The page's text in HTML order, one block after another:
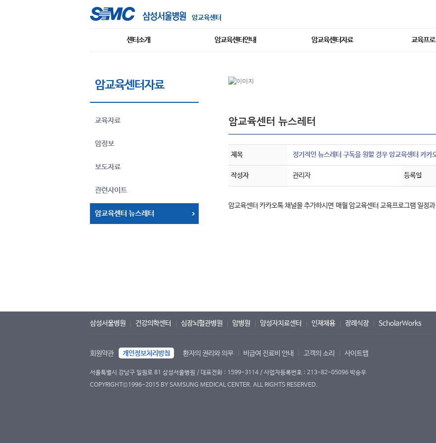
암교육센터
센터소개 암교육센터안내 암교육센터자료 교육프
암교육센터자료
교육자료
암정보
보도자료
관련사이트
암교육센터 뉴스레터
암교육센터 뉴스레터
제목 정기적인 뉴스레터 구독을 원할 경우 암교육센터 카카
작성자 관리자 등록일
암교육센터 카카오톡 채널을 추가하시면 매월 암교육센터 교육프로그램 일정
삼성서울병원 건강의학센터 심장뇌혈관병원 암병원 양성자치료센터 인재채용 장례식장 ScholarWorks
회원약관 개인정보처리방침 환자의 권리와 의무 비급여 진료비 안내 고객의 소리 사이트맵
서울특별시 강남구 일원로 81 삼성서울병원 / 대표전화 : 1599-3114 / 사업자등록번호 : 213-82-05096 박승우
COPYRIGHT©1996-2015 BY SAMSUNG MEDICAL CENTER. ALL RIGHTS RESERVED.